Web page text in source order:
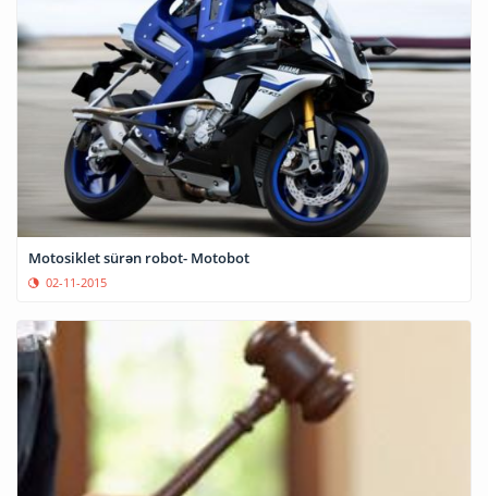
Motosiklet sürən robot- Motobot
02-11-2015